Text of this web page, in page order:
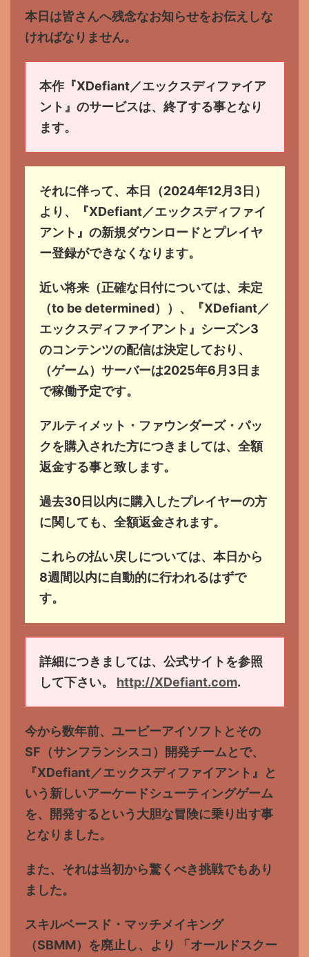
本日は皆さんへ残念なお知らせをお伝えしな
ければなりません。
本作『XDefiant／エックスディファイア
ント』のサービスは、終了する事となり
ます。
それに伴って、本日（2024年12月3日）
より、『XDefiant／エックスディファイ
アント』の新規ダウンロードとプレイヤ
ー登録ができなくなります。
近い将来（正確な日付については、未定
（to be determined））、『XDefiant／
エックスディファイアント』シーズン3
のコンテンツの配信は決定しており、
（ゲーム）サーバーは2025年6月3日ま
で稼働予定です。
アルティメット・ファウンダーズ・パッ
クを購入された方につきましては、全額
返金する事と致します。
過去30日以内に購入したプレイヤーの方
に関しても、全額返金されます。
これらの払い戻しについては、本日から
8週間以内に自動的に行われるはずで
す。
詳細につきましては、公式サイトを参照
して下さい。
http://XDefiant.com.
今から数年前、ユービーアイソフトとその
SF（サンフランシスコ）開発チームとで、
『XDefiant／エックスディファイアント』と
いう新しいアーケードシューティングゲーム
を、開発するという大胆な冒険に乗り出す事
となりました。
また、それは当初から驚くべき挑戦でもあり
ました。
スキルベースド・マッチメイキング
（SBMM）を廃止し、より 「オールドスクー